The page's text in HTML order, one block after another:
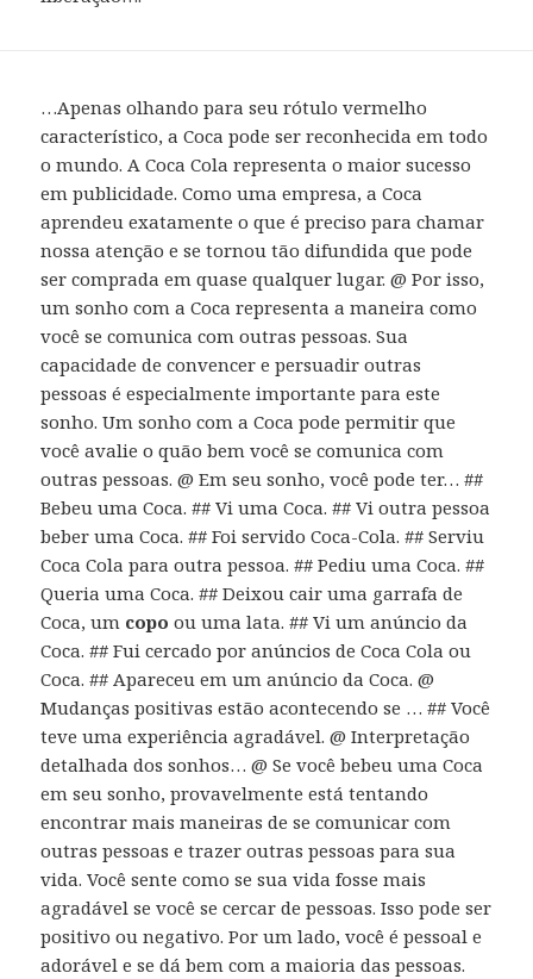
…Apenas olhando para seu rótulo vermelho
característico, a Coca pode ser reconhecida em todo
o mundo. A Coca Cola representa o maior sucesso
em publicidade. Como uma empresa, a Coca
aprendeu exatamente o que é preciso para chamar
nossa atenção e se tornou tão difundida que pode
ser comprada em quase qualquer lugar. @ Por isso,
um sonho com a Coca representa a maneira como
você se comunica com outras pessoas. Sua
capacidade de convencer e persuadir outras
pessoas é especialmente importante para este
sonho. Um sonho com a Coca pode permitir que
você avalie o quão bem você se comunica com
outras pessoas. @ Em seu sonho, você pode ter… ##
Bebeu uma Coca. ## Vi uma Coca. ## Vi outra pessoa
beber uma Coca. ## Foi servido Coca-Cola. ## Serviu
Coca Cola para outra pessoa. ## Pediu uma Coca. ##
Queria uma Coca. ## Deixou cair uma garrafa de
Coca, um copo ou uma lata. ## Vi um anúncio da
Coca. ## Fui cercado por anúncios de Coca Cola ou
Coca. ## Apareceu em um anúncio da Coca. @
Mudanças positivas estão acontecendo se … ## Você
teve uma experiência agradável. @ Interpretação
detalhada dos sonhos… @ Se você bebeu uma Coca
em seu sonho, provavelmente está tentando
encontrar mais maneiras de se comunicar com
outras pessoas e trazer outras pessoas para sua
vida. Você sente como se sua vida fosse mais
agradável se você se cercar de pessoas. Isso pode ser
positivo ou negativo. Por um lado, você é pessoal e
adorável e se dá bem com a maioria das pessoas.